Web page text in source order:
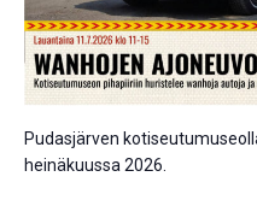
Pudasjärven
heinäkuussa 2026.